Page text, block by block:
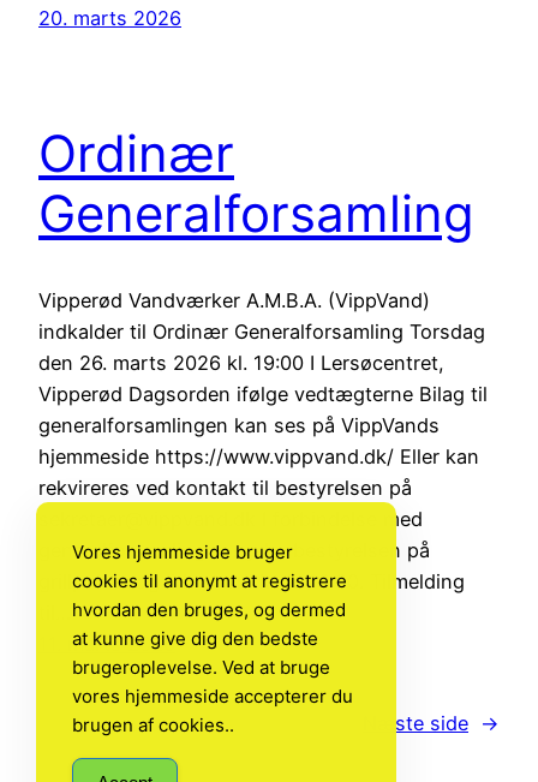
20. marts 2026
Ordinær
Generalforsamling
Vipperød Vandværker A.M.B.A. (VippVand)
indkalder til Ordinær Generalforsamling Torsdag
den 26. marts 2026 kl. 19:00 I Lersøcentret,
Vipperød Dagsorden ifølge vedtægterne Bilag til
generalforsamlingen kan ses på VippVands
hjemmeside https://www.vippvand.dk/ Eller kan
rekvireres ved kontakt til bestyrelsen på
sekretaer@vippvand.dk I forbindelse med
generalforsamlingen byder bestyrelsen på
grillpølser og lidt at drikke kl 18:00. Tilmelding
11. marts 2026
Næste side →
Vores hjemmeside bruger
cookies til anonymt at registrere
hvordan den bruges, og dermed
at kunne give dig den bedste
brugeroplevelse. Ved at bruge
vores hjemmeside accepterer du
brugen af cookies..